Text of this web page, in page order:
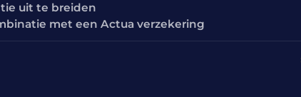
uit te breiden
met een Actua verzekering